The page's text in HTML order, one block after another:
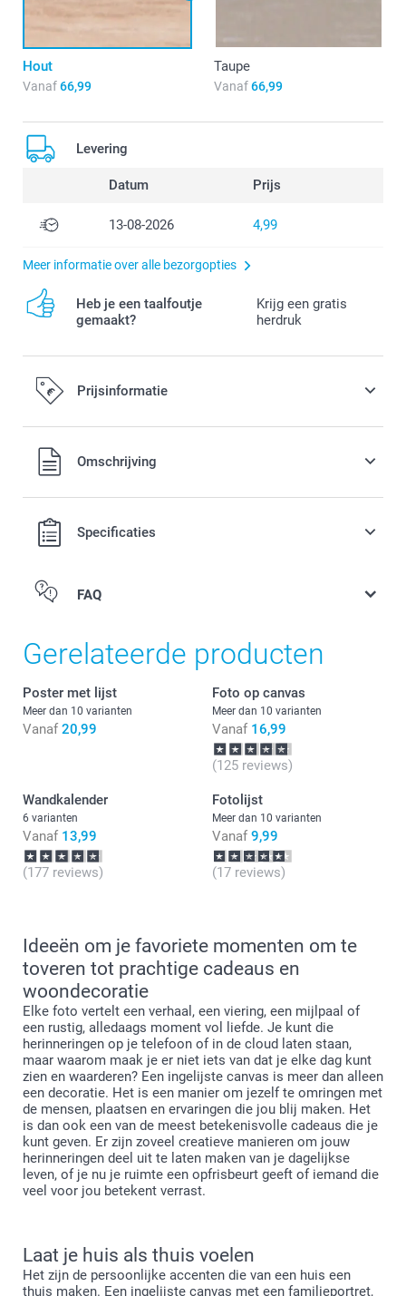
Hout
Vanaf66,99
Taupe
Vanaf66,99
Levering
Datum Prijs
13-08-2026 4,99
Meer informatie over alle bezorgopties
Heb je een taalfoutje
gemaakt?
Krijg een gratis
herdruk
Prijsinformatie
Alle prijzen zijn in EURO (€) inclusief BTW en exclusief
verzendkosten.Omschrijving
Specificaties
FAQ
Gerelateerde producten
Poster met lijst
Meer dan 10 varianten
Vanaf 20,99
Foto op canvas
Meer dan 10 varianten
Vanaf 16,99
(125 reviews)
Wandkalender
6 varianten
Vanaf 13,99
(177 reviews)
Fotolijst
Meer dan 10 varianten
Vanaf 9,99
(17 reviews)
Ideeën om je favoriete momenten om te
toveren tot prachtige cadeaus en
woondecoratie
Elke foto vertelt een verhaal, een viering, een mijlpaal of
een rustig, alledaags moment vol liefde. Je kunt die
herinneringen op je telefoon of in de cloud laten staan,
maar waarom maak je er niet iets van dat je elke dag kunt
zien en waarderen? Een ingelijste canvas is meer dan alleen
een decoratie. Het is een manier om jezelf te omringen met
de mensen, plaatsen en ervaringen die jou blij maken. Het
is dan ook een van de meest betekenisvolle cadeaus die je
kunt geven. Er zijn zoveel creatieve manieren om jouw
herinneringen deel uit te laten maken van je dagelijkse
leven, of je nu je ruimte een opfrisbeurt geeft of iemand die
veel voor jou betekent verrast.
Laat je huis als thuis voelen
Het zijn de persoonlijke accenten die van een huis een
thuis maken. Een ingelijste canvas met een familieportret,